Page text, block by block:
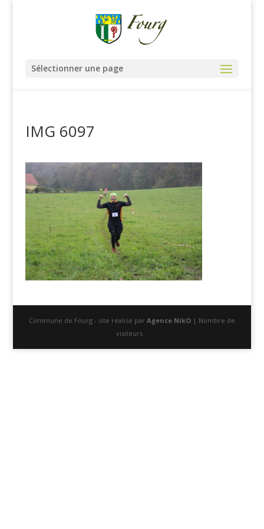
Sélectionner une page
IMG 6097
Commune de Fourg - site réalisé par Agence NikO| Nombre de
visiteurs